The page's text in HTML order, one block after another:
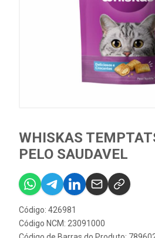
WHISKAS
PELO SAUDAVEL
Código: 426981
Código NCM: 23091000